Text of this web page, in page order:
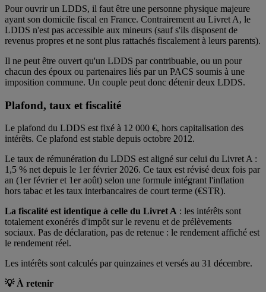
Pour ouvrir un LDDS, il faut être une personne physique majeure
ayant son domicile fiscal en France. Contrairement au Livret A, le
LDDS n'est pas accessible aux mineurs (sauf s'ils disposent de
revenus propres et ne sont plus rattachés fiscalement à leurs parents).
Il ne peut être ouvert qu'un LDDS par contribuable, ou un pour
chacun des époux ou partenaires liés par un PACS soumis à une
imposition commune. Un couple peut donc détenir deux LDDS.
Plafond, taux et fiscalité
Le plafond du LDDS est fixé à 12 000 €, hors capitalisation des
intérêts. Ce plafond est stable depuis octobre 2012.
Le taux de rémunération du LDDS est aligné sur celui du Livret A :
1,5 % net depuis le 1er février 2026. Ce taux est révisé deux fois par
an (1er février et 1er août) selon une formule intégrant l'inflation
hors tabac et les taux interbancaires de court terme (€STR).
La fiscalité est identique à celle du Livret A : les intérêts sont
totalement exonérés d'impôt sur le revenu et de prélèvements
sociaux. Pas de déclaration, pas de retenue : le rendement affiché est
le rendement réel.
Les intérêts sont calculés par quinzaines et versés au 31 décembre.
💡 À retenir